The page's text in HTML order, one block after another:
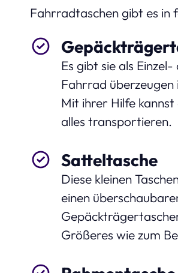
Fahrradtaschen gibt es in
Es gibt sie als
Fahrrad
Mit ihrer Hilfe kannst
alles transportieren.
Satteltasche
Diese kleinen
einen
Größeres wie zum